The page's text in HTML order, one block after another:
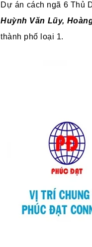
Dự án cách ngã 6 Thủ
Huỳnh Văn Lũy,
thành phố loại 1.